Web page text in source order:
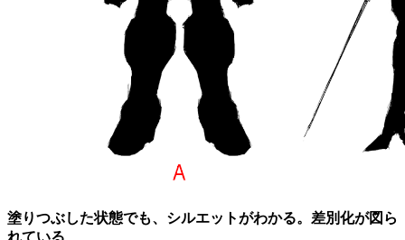
塗りつぶした状態でも、シルエットがわかる。差別化が図ら
れている